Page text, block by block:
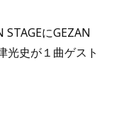
にGEZAN
史が１曲ゲスト